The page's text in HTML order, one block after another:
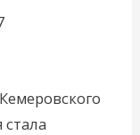
стала